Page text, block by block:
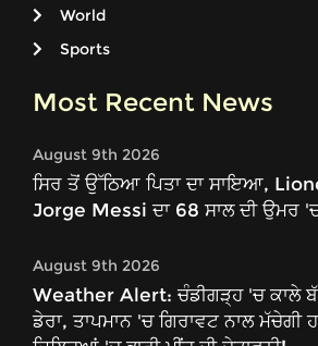
World
Sports
Most Recent News
August 9th 2026
ਸਿਰ ਤੋਂ ਉੱਠਿਆ ਪਿਤਾ ਦਾ ਸਾਇਆ,
Jorge Messi ਦਾ 68 ਸਾਲ ਦੀ ਉਮਰ
August 9th 2026
Weather Alert: ਚੰਡੀਗੜ੍ਹ 'ਚ ਕਾਲੇ
ਡੇਰਾ, ਤਾਪਮਾਨ 'ਚ ਗਿਰਾਵਟ ਨਾਲ ਮੱਚੇਗੀ